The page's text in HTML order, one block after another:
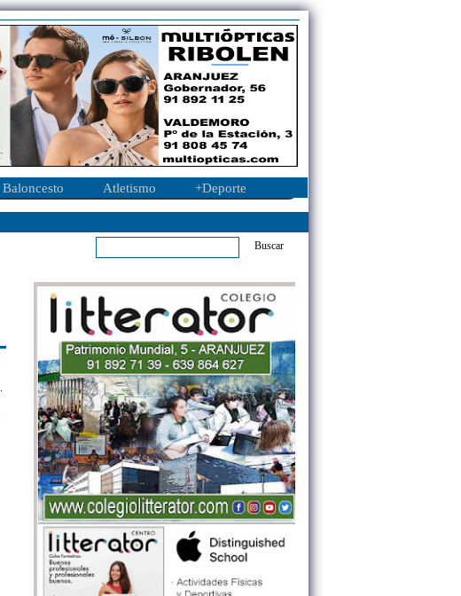
Baloncesto Atletismo +Deporte